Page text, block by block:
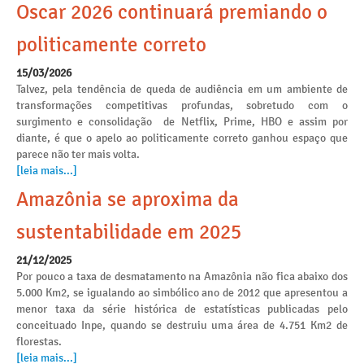
Oscar 2026 continuará premiando o
politicamente correto
15/03/2026
Talvez, pela tendência de queda de audiência em um ambiente de
transformações competitivas profundas, sobretudo com o
surgimento e consolidação de Netflix, Prime, HBO e assim por
diante, é que o apelo ao politicamente correto ganhou espaço que
parece não ter mais volta.
[leia mais...]
Amazônia se aproxima da
sustentabilidade em 2025
21/12/2025
Por pouco a taxa de desmatamento na Amazônia não fica abaixo dos
5.000 Km2, se igualando ao simbólico ano de 2012 que apresentou a
menor taxa da série histórica de estatísticas publicadas pelo
conceituado Inpe, quando se destruiu uma área de 4.751 Km2 de
florestas.
[leia mais...]